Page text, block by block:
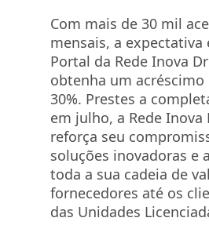
Com mais de 30 mil
mensais, a expectativa
Portal da Rede Inova
obtenha um
30%. Prestes a
em julho, a Rede Inova
reforça seu
soluções inovadoras e
toda a sua cadeia de
fornecedores até os
das Unidades